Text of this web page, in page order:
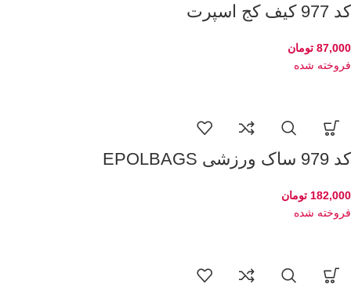
کد 977 کیف کج اسپرت
87,000 تومان
فروخته شده
کد 979 ساک ورزشی EPOLBAGS
182,000 تومان
فروخته شده